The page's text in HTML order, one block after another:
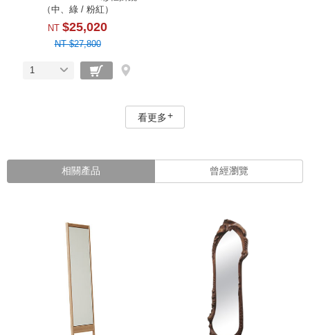
（中、綠 / 粉紅）
NT $25,020
NT $27,800
1
看更多
相關產品 曾經瀏覽